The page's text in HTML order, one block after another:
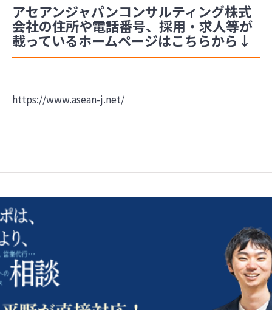
アセアンジャパンコンサルティング株式
会社の住所や電話番号、採用・求人等が
載っているホームページはこちらから↓
https://www.asean-j.net/